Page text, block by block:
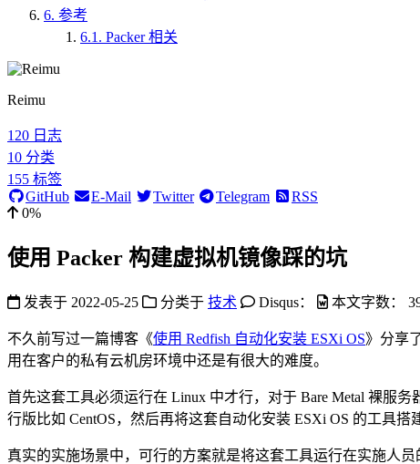
6. 参考
6.1. Packer 相关
Reimu
120 日志
10 分类
155 标签
GitHub
E-Mail Twitter Telegram
RSS
0%
使用 Packer 构建虚拟机镜像踩的坑
发表于 2022-05-25 分类于 技术 Disqus： 本文字数：
不久前写过一篇博客《使用 Redfish 自动化安装 ESXi OS》分享
用在客户的私有云机房环境中还是有很大的难度。
首先这套工具必须运行在 Linux 中才行，对于 Bare Metal 裸服
行版比如 CentOS，然后再将这套自动化安装 ESXi OS 的工具
真实的实施场景中，可行的方案就是将这套工具运行在实施人